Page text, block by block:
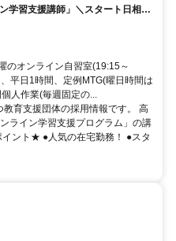
習支援講師」＼スタート日相談
のオンライン自習室(19:15～
平日1時間、定例MTG(曜日時間は
人作業(毎週固定の...
育支援団体の採用情報です。 高
ライン学習支援プログラム」の講
ント★ ●人気の在宅勤務！ ●スタ